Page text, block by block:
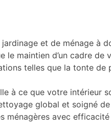
et de ménage à
maintien d’un cadre
telles que la tonte
à ce que votre
global et soigné
ménagères avec